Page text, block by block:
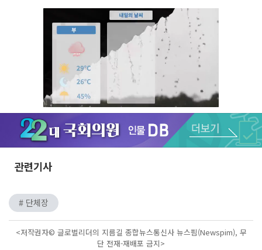
Unmute
관련기사
# 단체장
<저작권자© 글로벌리더의 지름길 종합뉴스통신사 뉴스핌(Newspim), 무
단 전재-재배포 금지>